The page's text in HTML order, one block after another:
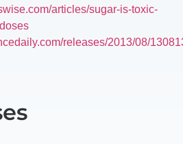
articles/sugar-is-toxic-
releases/2013/08/